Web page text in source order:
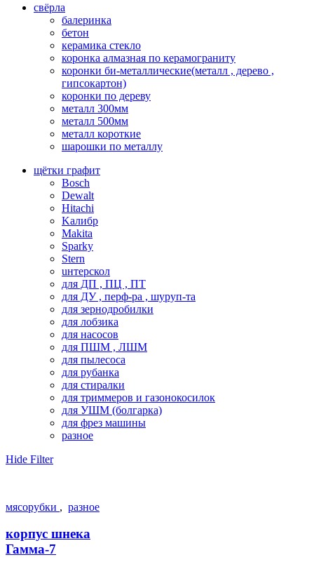
свёрла
балеринка
бетон
керамика стекло
коронка алмазная по керамограниту
коронки би-металлические(металл , дерево ,
гипсокартон)
коронки по дереву
металл 300мм
металл 500мм
металл короткие
шарошки по металлу
щётки графит
Bosch
Dewalt
Hitachi
Kалибр
Makita
Sparky
Stern
uнтерскол
для ДП , ПЦ , ПТ
для ДУ , перф-ра , шуруп-та
для зернодробилки
для лобзика
для насосов
для ПШМ , ЛШМ
для пылесоса
для рубанка
для стиралки
для триммеров и газонокосилок
для УШМ (болгарка)
для фрез машины
разное
Hide Filter
мясорубки , разное
корпус шнека
Гамма-7